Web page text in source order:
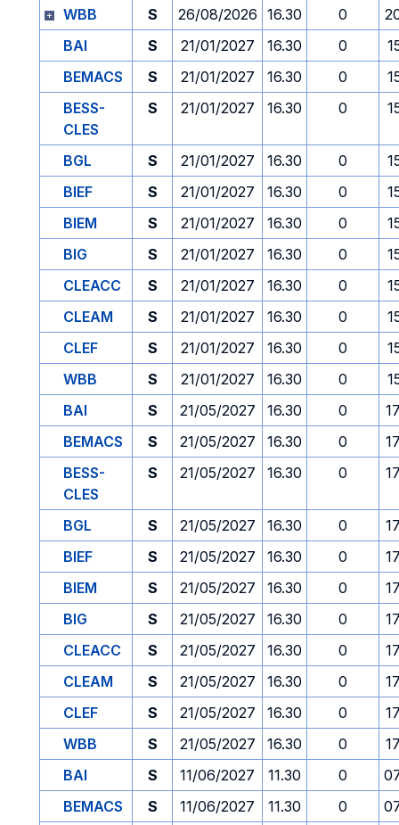
WBB
S 26/08/2026 16.30 0
BAI
S 21/01/2027 16.30 0
BEMACS
S 21/01/2027 16.30 0
BESS-
CLES
S 21/01/2027 16.30 0
BGL S 21/01/2027 16.30 0
BIEF
S 21/01/2027 16.30 0
BIEM
S 21/01/2027 16.30 0
BIG
S 21/01/2027 16.30 0
CLEACC
S 21/01/2027 16.30 0
CLEAM
S 21/01/2027 16.30 0
CLEF
S 21/01/2027 16.30 0
WBB
S 21/01/2027 16.30 0
BAI
S 21/05/2027 16.30 0
BEMACS
S 21/05/2027 16.30 0
BESS-
CLES
S 21/05/2027 16.30 0
BGL S 21/05/2027 16.30 0
BIEF
S 21/05/2027 16.30 0
BIEM
S 21/05/2027 16.30 0
BIG
S 21/05/2027 16.30 0
CLEACC
S 21/05/2027 16.30 0
CLEAM
S 21/05/2027 16.30 0
CLEF
S 21/05/2027 16.30 0
WBB
S 21/05/2027 16.30 0
BAI
S 11/06/2027 11.30 0
BEMACS
S 11/06/2027 11.30 0